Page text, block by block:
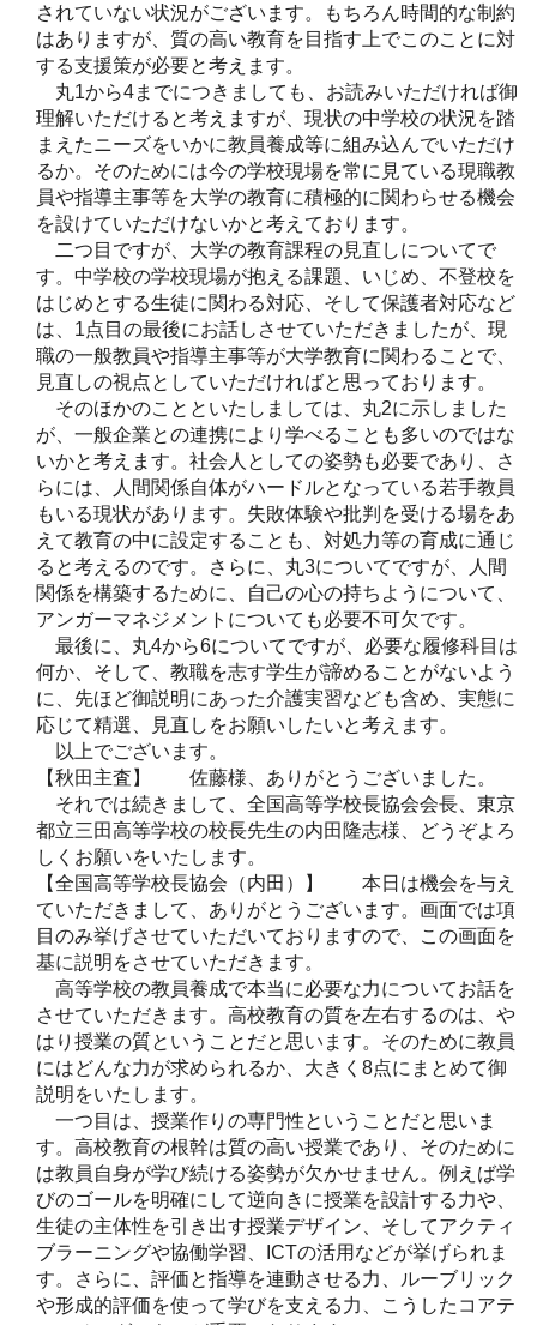
されていない状況がございます。もちろん時間的な制約
はありますが、質の高い教育を目指す上でこのことに対
する支援策が必要と考えます。
丸1から4までにつきましても、お読みいただければ御
理解いただけると考えますが、現状の中学校の状況を踏
まえたニーズをいかに教員養成等に組み込んでいただけ
るか。そのためには今の学校現場を常に見ている現職教
員や指導主事等を大学の教育に積極的に関わらせる機会
を設けていただけないかと考えております。
二つ目ですが、大学の教育課程の見直しについてで
す。中学校の学校現場が抱える課題、いじめ、不登校を
はじめとする生徒に関わる対応、そして保護者対応など
は、1点目の最後にお話しさせていただきましたが、現
職の一般教員や指導主事等が大学教育に関わることで、
見直しの視点としていただければと思っております。
そのほかのことといたしましては、丸2に示しました
が、一般企業との連携により学べることも多いのではな
いかと考えます。社会人としての姿勢も必要であり、さ
らには、人間関係自体がハードルとなっている若手教員
もいる現状があります。失敗体験や批判を受ける場をあ
えて教育の中に設定することも、対処力等の育成に通じ
ると考えるのです。さらに、丸3についてですが、人間
関係を構築するために、自己の心の持ちようについて、
アンガーマネジメントについても必要不可欠です。
最後に、丸4から6についてですが、必要な履修科目は
何か、そして、教職を志す学生が諦めることがないよう
に、先ほど御説明にあった介護実習なども含め、実態に
応じて精選、見直しをお願いしたいと考えます。
以上でございます。
【秋田主査】 佐藤様、ありがとうございました。
それでは続きまして、全国高等学校長協会会長、東京
都立三田高等学校の校長先生の内田隆志様、どうぞよろ
しくお願いをいたします。
【全国高等学校長協会（内田）】 本日は機会を与え
ていただきまして、ありがとうございます。画面では項
目のみ挙げさせていただいておりますので、この画面を
基に説明をさせていただきます。
高等学校の教員養成で本当に必要な力についてお話を
させていただきます。高校教育の質を左右するのは、や
はり授業の質ということだと思います。そのために教員
にはどんな力が求められるか、大きく8点にまとめて御
説明をいたします。
一つ目は、授業作りの専門性ということだと思いま
す。高校教育の根幹は質の高い授業であり、そのために
は教員自身が学び続ける姿勢が欠かせません。例えば学
びのゴールを明確にして逆向きに授業を設計する力や、
生徒の主体性を引き出す授業デザイン、そしてアクティ
ブラーニングや協働学習、ICTの活用などが挙げられま
す。さらに、評価と指導を連動させる力、ルーブリック
や形成的評価を使って学びを支える力、こうしたコアテ